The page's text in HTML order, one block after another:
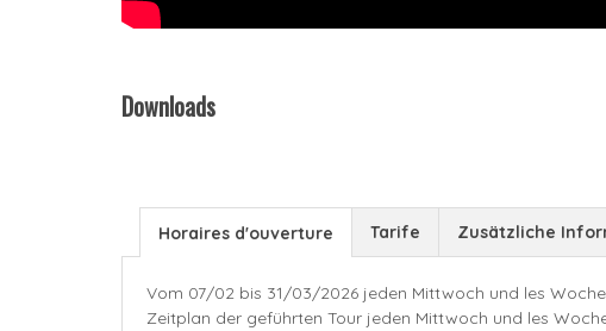
Downloads
Horaires d'ouverture Tarife Zusätzliche
Vom 07/02 bis 31/03/2026 jeden Mittwoch und les
Zeitplan der geführten Tour jeden Mittwoch und les